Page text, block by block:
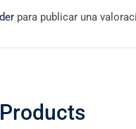
para publicar una